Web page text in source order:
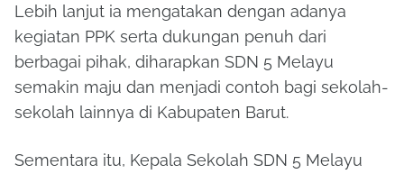
Lebih lanjut ia mengatakan dengan adanya
kegiatan PPK serta dukungan penuh dari
berbagai pihak, diharapkan SDN 5 Melayu
semakin maju dan menjadi contoh bagi sekolah-
sekolah lainnya di Kabupaten Barut.
Sementara itu, Kepala Sekolah SDN 5 Melayu